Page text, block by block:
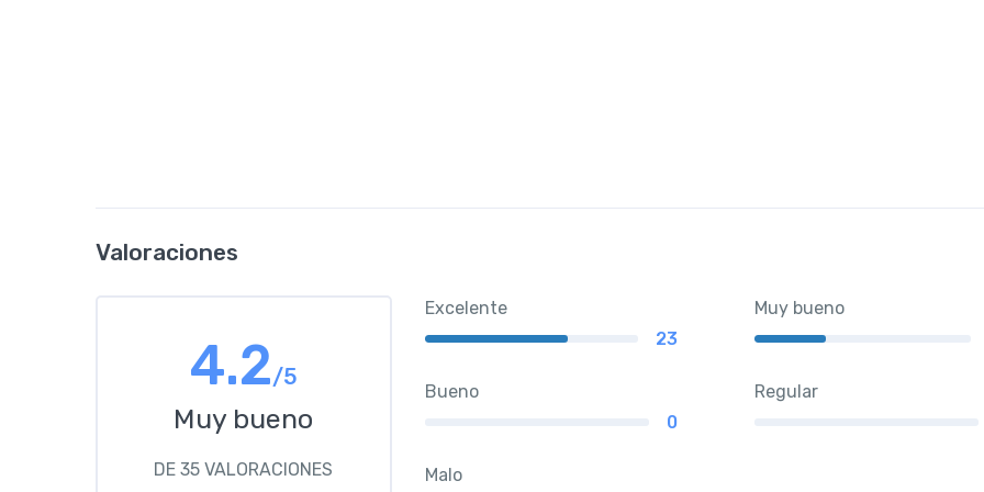
Valoraciones
4.2/5
Muy bueno
DE 35 VALORACIONES
Excelente
23
Muy bueno
Bueno
0
Regular
Malo